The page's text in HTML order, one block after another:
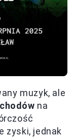
muzyk, ale
na
zyski, jednak